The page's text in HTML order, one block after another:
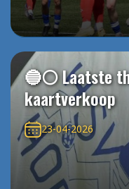
🔵⚪️ Laatste
kaartverkoop
23-04-2026